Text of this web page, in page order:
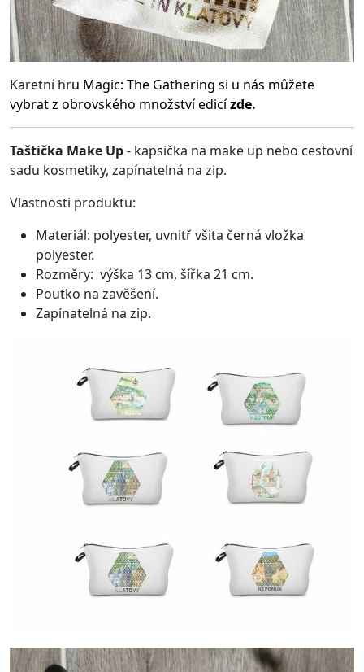
Karetní hru Magic: The Gathering si u nás můžete
vybrat z obrovského množství edicízde.
Taštička Make Up- kapsička na make up nebo cestovní
sadu kosmetiky, zapínatelná na zip.
Vlastnosti produktu:
Materiál: polyester, uvnitř všita černá vložka
polyester.
Rozměry: výška 13 cm, šířka 21 cm.
Poutko na zavěšení.
Zapínatelná na zip.